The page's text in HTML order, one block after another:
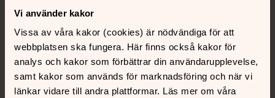
Vi använder kakor
Vissa av våra kakor (cookies) är nödvändiga för att
webbplatsen ska fungera. Här finns också kakor för
analys och kakor som förbättrar din användarupplevelse,
samt kakor som används för marknadsföring och när vi
länkar vidare till andra plattformar. Läs mer om våra
Kontakt
Kalender